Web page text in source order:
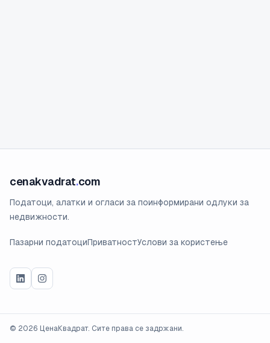
cenakvadrat.com
Податоци, алатки и огласи за поинформирани одлуки за
недвижности.
Пазарни податоциПриватностУслови за користење
© 2026 ЦенаКвадрат. Сите права се задржани.